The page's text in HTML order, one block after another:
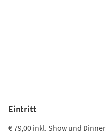
Eintritt
€ 79,00 inkl. Show und Dinner